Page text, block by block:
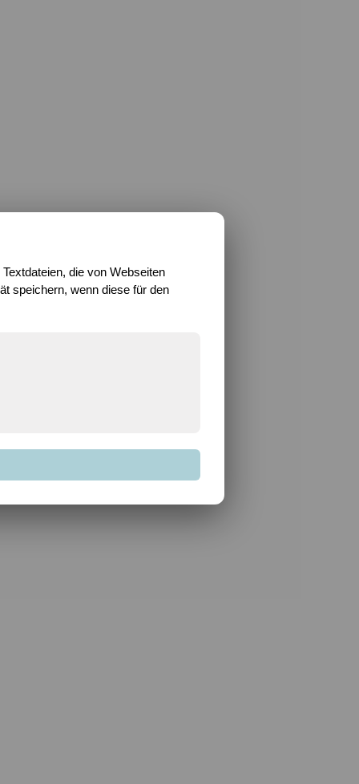
die von Webseiten
speichern, wenn diese für den